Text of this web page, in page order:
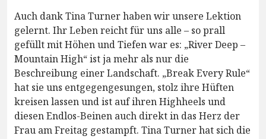
Auch dank Tina Turner haben wir unsere Lektion
gelernt. Ihr Leben reicht für uns alle – so prall
gefüllt mit Höhen und Tiefen war es: „River Deep –
Mountain High“ ist ja mehr als nur die
Beschreibung einer Landschaft. „Break Every Rule“
hat sie uns entgegengesungen, stolz ihre Hüften
kreisen lassen und ist auf ihren Highheels und
diesen Endlos-Beinen auch direkt in das Herz der
Frau am Freitag gestampft. Tina Turner hat sich die